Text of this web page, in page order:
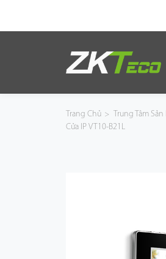
Kiểm Soát Lối Vào Thông Minh
Trang Chủ > Trung Tâm
Cửa IP VT10-B21L